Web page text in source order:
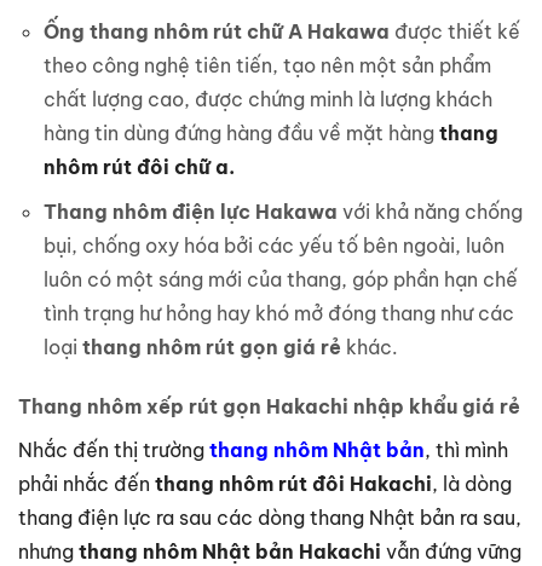
Ống thang nhôm rút chữ A Hakawa được thiết kế
theo công nghệ tiên tiến, tạo nên một sản phẩm
chất lượng cao, được chứng minh là lượng khách
hàng tin dùng đứng hàng đầu về mặt hàng thang
nhôm rút đôi chữ a.
Thang nhôm điện lực Hakawa với khả năng chống
bụi, chống oxy hóa bởi các yếu tố bên ngoài, luôn
luôn có một sáng mới của thang, góp phần hạn chế
tình trạng hư hỏng hay khó mở đóng thang như các
loại thang nhôm rút gọn giá rẻ khác.
Thang nhôm xếp rút gọn Hakachi nhập khẩu giá rẻ
Nhắc đến thị trường thang nhôm Nhật bản, thì mình
phải nhắc đến thang nhôm rút đôi Hakachi, là dòng
thang điện lực ra sau các dòng thang Nhật bản ra sau,
nhưng thang nhôm Nhật bản Hakachi vẫn đứng vững